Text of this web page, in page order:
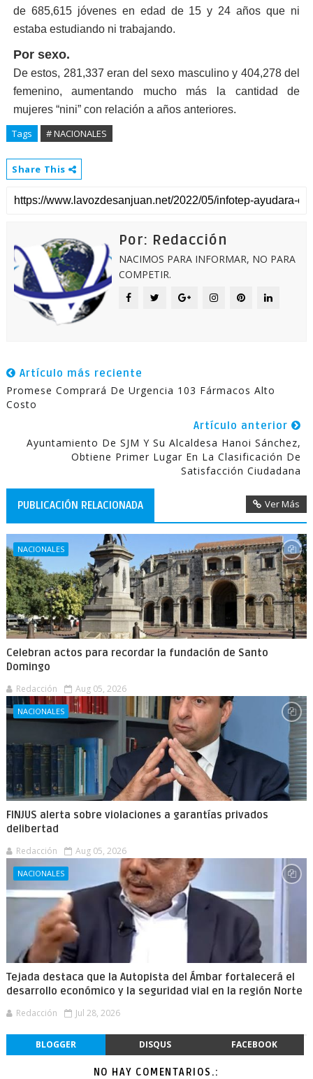
de 685,615 jó­venes en edad de 15 y 24 años que ni
estaba estudiando ni traba­jando.
Por sexo.
De estos, 281,337 eran del sexo mascu­lino y 404,278 del
fe­menino, aumentando mucho más la canti­dad de
mujeres “nini” con relación a años anteriores.
Tags # NACIONALES
Share This
Por: Redacción
NACIMOS PARA INFORMAR, NO PARA
COMPETIR.
Artículo más reciente
Promese Comprará De Urgencia 103 Fármacos Alto
Costo
Artículo anterior
Ayuntamiento De SJM Y Su Alcaldesa Hanoi Sánchez,
Obtiene Primer Lugar En La Clasificación De
Satisfacción Ciudadana
PUBLICACIÓN RELACIONADA Ver Más
NACIONALES
Celebran actos para recordar la fundación de Santo
Domingo
Redacción Aug 05, 2026
NACIONALES
FINJUS alerta sobre violaciones a garantías privados
delibertad
Redacción Aug 05, 2026
NACIONALES
Tejada destaca que la Autopista del Ámbar fortalecerá el
desarrollo económico y la seguridad vial en la región Norte
Redacción Jul 28, 2026
BLOGGER DISQUS FACEBOOK
NO HAY COMENTARIOS.: